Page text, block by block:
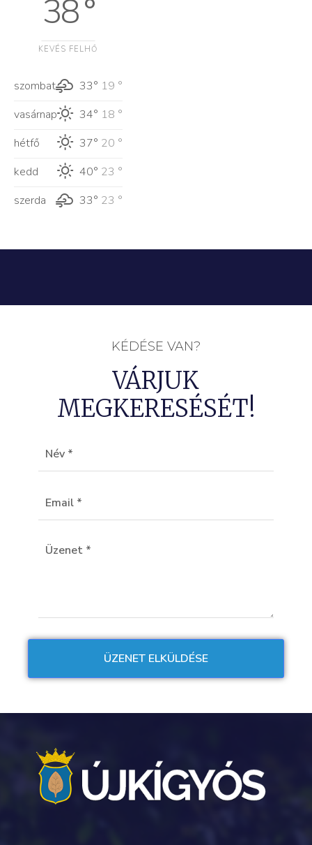
38 °
KEVÉS FELHŐ
szombat 33° 19 °
vasárnap
34° 18 °
hétfő
37° 20 °
kedd
40° 23 °
szerda
33° 23 °
KÉDÉSE VAN?
VÁRJUK
MEGKERESÉSÉT!